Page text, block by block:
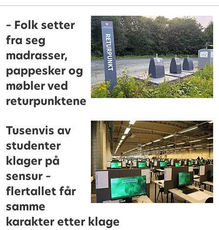
– Folk setter
fra seg
madrasser,
pappesker og
møbler ved
returpunktene
Tusenvis av
studenter
klager på
sensur –
flertallet får
samme
karakter etter klage